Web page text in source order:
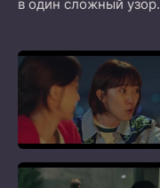
в один сложный узор.